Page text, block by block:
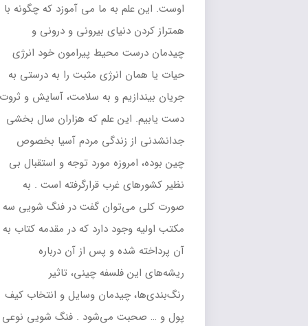
اوست. این علم به ما می آموزد که چگونه با
همتراز کردن دنیای بیرونی و درونی و
چیدمان درست محیط پیرامون خود انرژی
حیات یا همان انرژی مثبت را به درستی به
جریان بیندازیم و به سلامت، آسایش و ثروت
دست یابیم. این علم که هزاران سال بخشی
جدانشدنی از زندگی مردم آسیا بخصوص
چین بوده، امروزه مورد توجه و استقبال بی
نظیر کشورهای غرب قرارگرفته است . به
صورت کلی می‌توان گفت در فنگ شویی سه
مکتب اولیه وجود دارد که در مقدمه کتاب به
آن پرداخته شده و پس از آن درباره
ریشه‌های این فلسفه چینی، تاثیر
رنگ‌بندی‌ها، چیدمان وسایل و انتخاب کیف
پول و … صحبت می‌شود . فنگ شویی نوعی